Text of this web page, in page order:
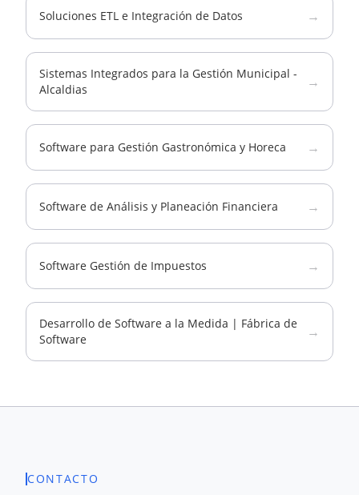
Soluciones ETL e Integración de Datos →
Sistemas Integrados para la Gestión Municipal -
Alcaldias
→
Software para Gestión Gastronómica y Horeca →
Software de Análisis y Planeación Financiera →
Software Gestión de Impuestos →
Desarrollo de Software a la Medida | Fábrica de
Software
→
CONTACTO